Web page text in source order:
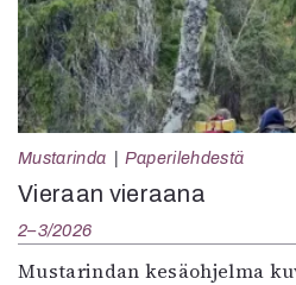
Mustarinda Paperilehdestä
Vieraan vieraana
2–3/2026
Mustarindan kesäohjelma